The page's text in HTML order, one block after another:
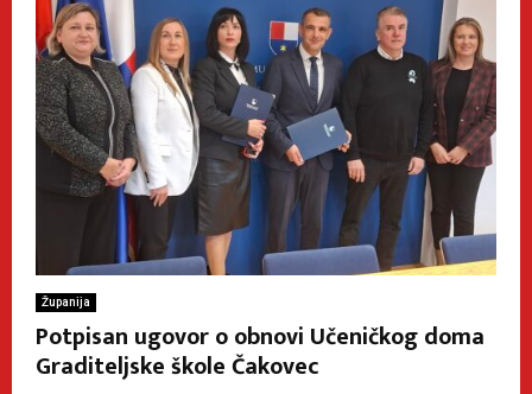
Županija
Potpisan ugovor o obnovi Učeničkog doma
Graditeljske škole Čakovec